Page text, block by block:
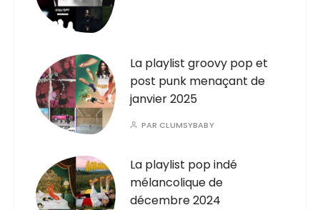
La playlist groovy pop et
post punk menaçant de
janvier 2025
PAR CLUMSYBABY
La playlist pop indé
mélancolique de
décembre 2024